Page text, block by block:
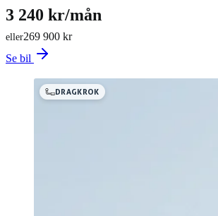
269 900 kr
eller
3 240 kr/mån
Se bil
DRAGKROK